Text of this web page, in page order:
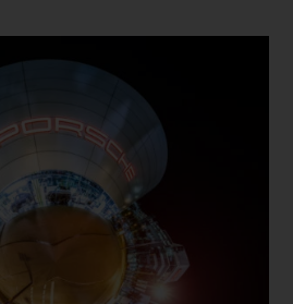
Dieses Produkt weist mehrere Varianten auf. Die Optionen können auf der Produktseite gewählt werden